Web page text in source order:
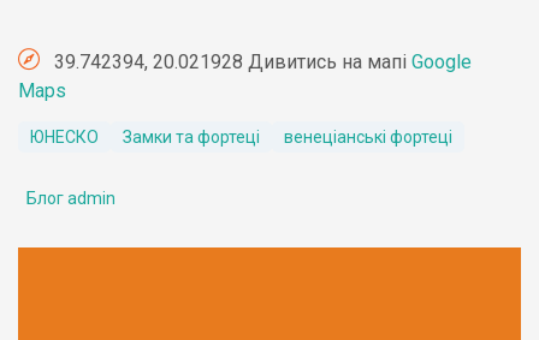
39.742394, 20.021928 Дивитись на мапі Google
Maps
ЮНЕСКО Замки та фортеці венеціанські фортеці
Блог admin